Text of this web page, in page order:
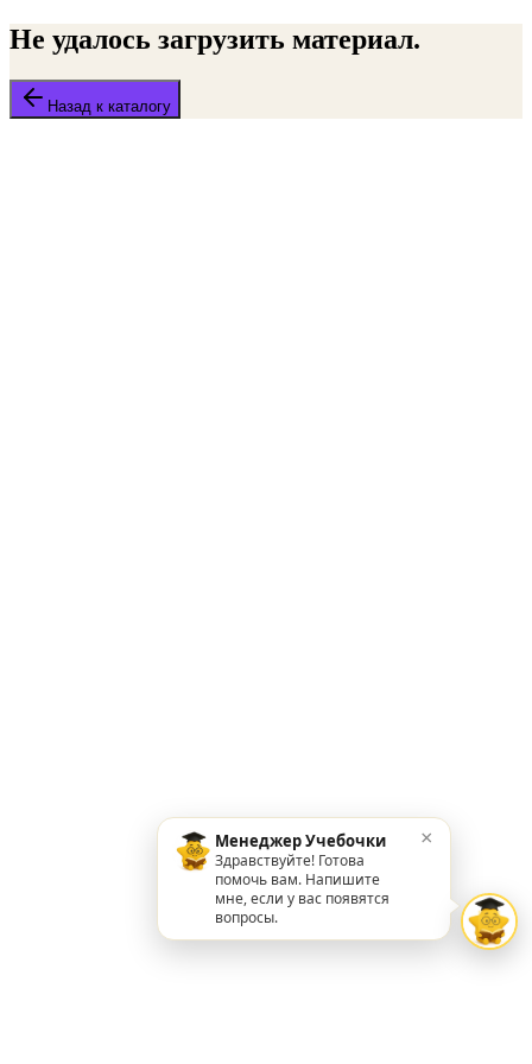
Не удалось загрузить материал.
Назад к каталогу
Менеджер Учебочки
Здравствуйте! Готова
помочь вам. Напишите
мне, если у вас появятся
вопросы.
×